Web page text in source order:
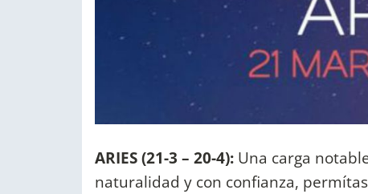
ARIES (21-3 – 20-4): Una carga
naturalidad y con confianza,